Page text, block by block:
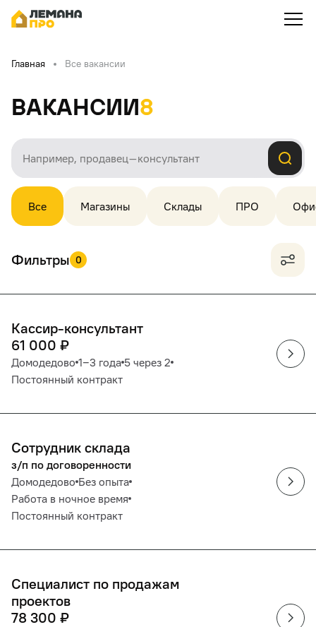
Главная Все вакансии
Вакансии8
Все Магазины Склады ПРО
Фильтры 0
Кассир-консультант
61 000 ₽
Домодедово 1‒3 года 5 через 2
Постоянный контракт
Сотрудник склада
з/п по договоренности
Домодедово Без опыта
Работа в ночное время
Постоянный контракт
Специалист по продажам
проектов
78 300 ₽